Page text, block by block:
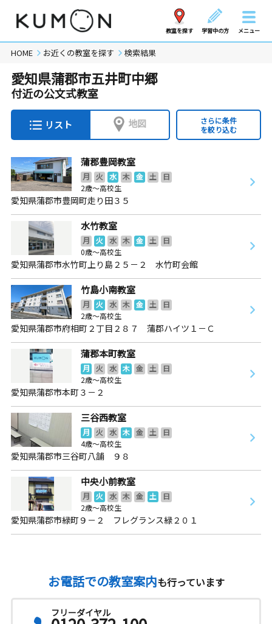
教室を探す 学習中の方 メニュー
HOME お近くの教室を探す 検索結果
愛知県蒲郡市五井町中郷
付近の公文式教室
リスト 地図
さらに条件
を絞り込む
蒲郡豊岡教室
月 火 水 木 金 土
日
2歳～高校生
愛知県蒲郡市豊岡町走り田３５
水竹教室
月 火 水 木 金 土
日
0歳～高校生
愛知県蒲郡市水竹町上り島２５－２ 水竹町会館
竹島小南教室
月 火 水 木 金 土
日
2歳～高校生
愛知県蒲郡市府相町２丁目２８７ 蒲郡ハイツ１－Ｃ
蒲郡本町教室
月 火 水 木 金 土
日
2歳～高校生
愛知県蒲郡市本町３－２
三谷西教室
月 火 水 木 金 土
日
4歳～高校生
愛知県蒲郡市三谷町八舗 ９８
中央小前教室
月 火 水 木 金 土
日
2歳～高校生
愛知県蒲郡市緑町９－２ フレグランス緑２０１
お電話での教室案内も行っています
フリーダイヤル